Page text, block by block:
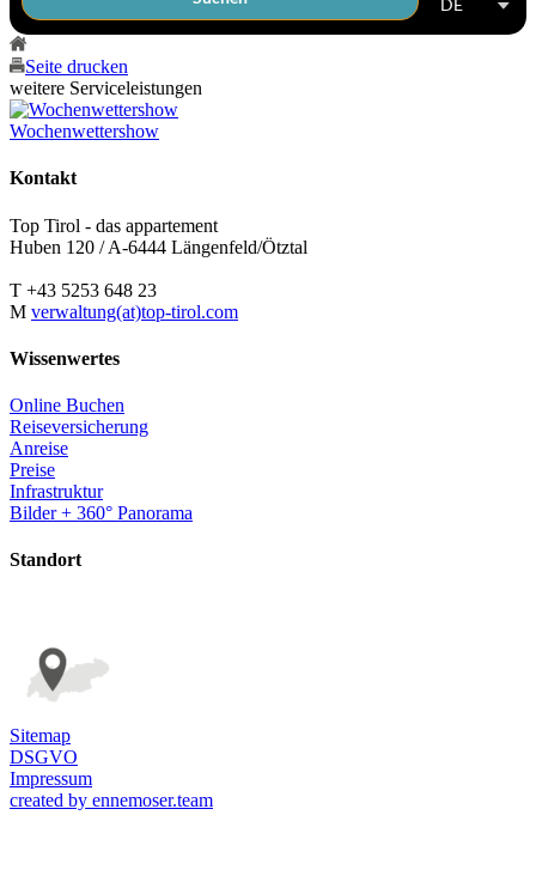
DE
Seite drucken
weitere Serviceleistungen
Wochenwettershow
Kontakt
Top Tirol - das appartement
Huben 120 / A-6444 Längenfeld/Ötztal
T +43 5253 648 23
M verwaltung(at)top-tirol.com
Wissenwertes
Online Buchen
Reiseversicherung
Anreise
Preise
Infrastruktur
Bilder + 360° Panorama
Standort
Sitemap
DSGVO
Impressum
created by ennemoser.team